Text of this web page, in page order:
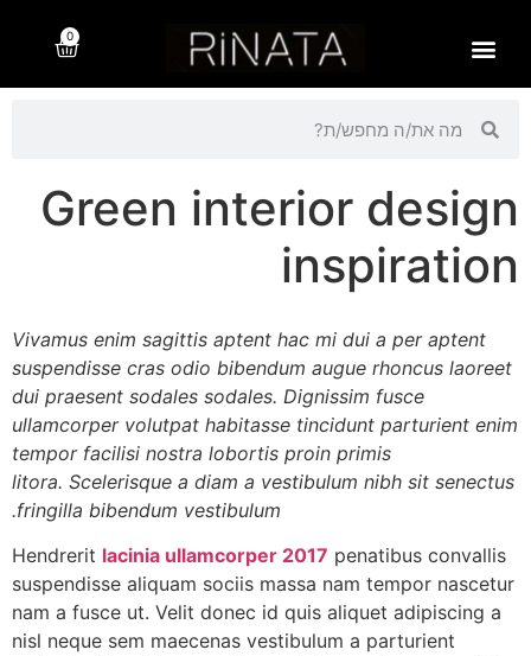
0
Green interior design
inspiration
Vivamus enim sagittis aptent hac mi dui a per aptent
suspendisse cras odio bibendum augue rhoncus laoreet
dui praesent sodales sodales. Dignissim fusce
ullamcorper volutpat habitasse tincidunt parturient enim
tempor facilisi nostra lobortis proin primis
litora. Scelerisque a diam a vestibulum nibh sit senectus
fringilla bibendum vestibulum.
Hendrerit lacinia ullamcorper 2017 penatibus convallis
suspendisse aliquam sociis massa nam tempor nascetur
nam a fusce ut. Velit donec id quis aliquet adipiscing a
nisl neque sem maecenas vestibulum a parturient